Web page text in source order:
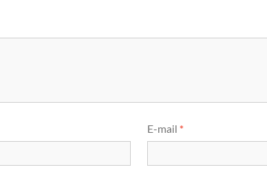
E-mail *